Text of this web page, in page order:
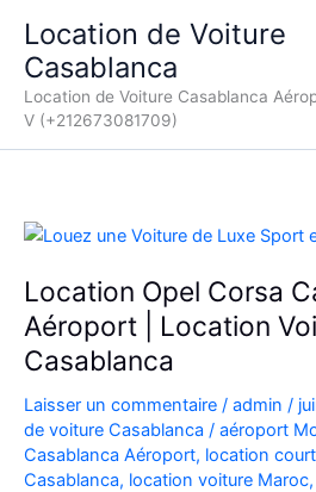
contenu
Location de Voiture
Casablanca
Location de Voiture Casablanca
V (+212673081709)
Location Opel Corsa
Aéroport | Location
Casablanca
Laisser un commentaire / admin /
de voiture Casablanca / aéroport
Casablanca Aéroport, location
Casablanca, location voiture Maroc,